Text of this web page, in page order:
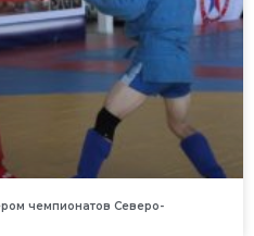
чемпионатов Северо-